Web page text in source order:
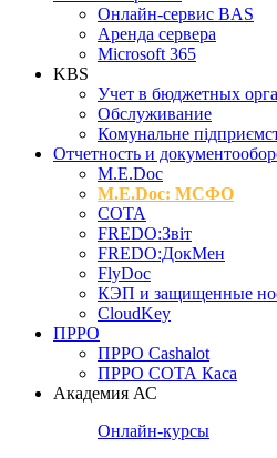
Онлайн-сервис BAS
Аренда сервера
Microsoft 365
KBS
Учет в бюджетных
Обслуживание
Комунальне
Отчетность и
M.Е.Doc
M.E.Doc: МСФО
СОТА
FREDO:Звіт
FREDO:ДокМен
FlyDoc
КЭП и защищенные
CloudKey
ПРРО
ПРРО Cashalot
ПРРО СОТА Каса
Академия АС
Онлайн-курсы